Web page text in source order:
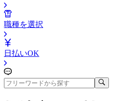
職種を選択
日払いOK